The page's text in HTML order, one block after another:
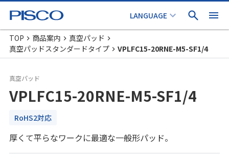
TOP 商品案内
真空パッド
真空パッドスタンダードタイプ
VPLFC15-20RNE-M5-SF1/4
真空パッド
VPLFC15-20RNE-M5-SF1/4
RoHS2対応
厚くて平らなワークに最適な一般形パッド。